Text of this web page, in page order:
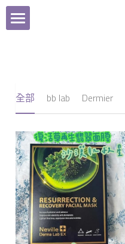
bb lab
Dermier
Medipeel
PPaebar
Facebook
登錄
全部 bb lab Dermier